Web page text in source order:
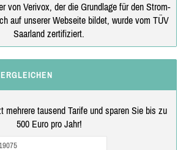
von Verivox, der die Grundlage für den Strom-
auf unserer Webseite bildet, wurde vom TÜV
Saarland zertifiziert.
mehrere tausend Tarife und sparen Sie bis zu
500 Euro pro Jahr!